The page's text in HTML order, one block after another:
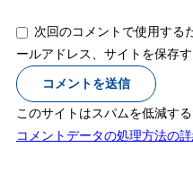
次回のコメントで使用する
ールアドレス、サイトを保存す
このサイトはスパムを低減す
コメントデータの処理方法の